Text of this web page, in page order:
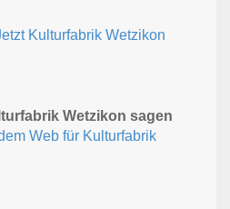
Kulturfabrik Wetzikon
Wetzikon sagen
Web für Kulturfabrik